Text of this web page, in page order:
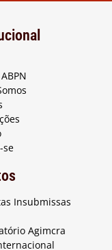
se
Insubmissas
Agimcra